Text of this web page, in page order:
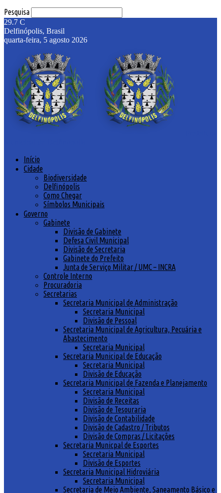
Pesquisa
29.7 C
Delfinópolis, Brasil
quarta-feira, 5 agosto 2026
Início
Cidade
Biodiversidade
Delfinópolis
Como Chegar
Símbolos Municipais
Governo
Gabinete
Divisão de Gabinete
Defesa Civil Municipal
Divisão de Secretaria
Gabinete do Prefeito
Junta de Serviço Militar / UMC – INCRA
Controle Interno
Procuradoria
Secretarias
Secretaria Municipal de Administração
Secretaria Municipal
Divisão de Pessoal
Secretaria Municipal de Agricultura, Pecuária e
Abastecimento
Secretaria Municipal
Secretaria Municipal de Educação
Secretaria Municipal
Divisão de Educação
Secretaria Municipal de Fazenda e Planejamento
Secretaria Municipal
Divisão de Receitas
Divisão de Tesouraria
Divisão de Contabilidade
Divisão de Cadastro / Tributos
Divisão de Compras / Licitações
Secretaria Municpal de Esportes
Secretaria Municipal
Divisão de Esportes
Secretaria Municipal Hidroviária
Secretaria Municipal
Secretaria de Meio Ambiente, Saneamento Básico e